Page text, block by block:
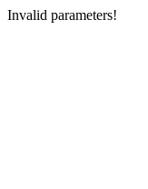
Invalid parameters!